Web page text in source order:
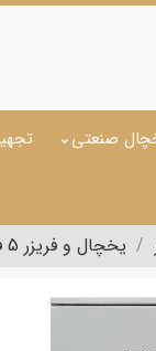
صنعتی
یخچال و فریزر 5 فوت یورو استار مدل SLR45W